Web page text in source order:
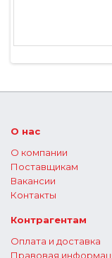
О нас
О компании
Поставщикам
Вакансии
Контакты
Контрагентам
Оплата и доставка
Правовая